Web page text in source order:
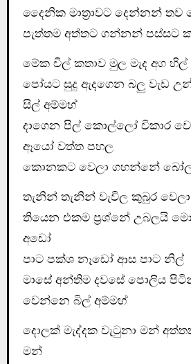
දෛනික මාත්‍රාවට දෙන්නන් තව
පැත්තම අත්තට ගන්නන් පස්සට
මේක චිල් කතාව මුල මැද අග හිල්
පෝයට සුදු ඇදගෙන බලු වැඩ
සිල් අම්මහ්
දාගෙන පිල් කොල්ලෝ විකාර
ඈයෝ වත්ත පහල
කොනකට වෙලා ගහන්නේ
තැනින් තැනින් වැවිල කුබුර
තියෙන එකම ප්‍රශ්නේ උබල‍යි
අඩෝ
පාට පක්ශ නෑඩෝ ආස පාට නිල්
මාසේ අන්තිම දවසේ පොලිය
වෙන්නෙ බිල් අම්මහ්
දොලක් මැද්දක වැටුනා මන්
මන්